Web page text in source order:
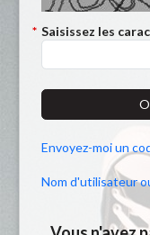
* Saisissez les
Envoyez-moi un
Nom d'utilisateur